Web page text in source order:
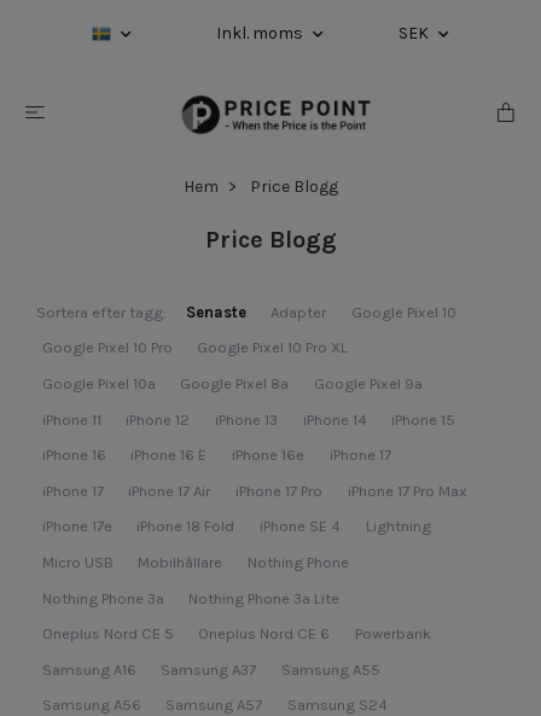
Inkl. moms SEK
Hem Price Blogg
Price Blogg
Sortera efter tagg: Senaste Adapter
Google Pixel 10
Google Pixel 10 Pro
Google Pixel 10 Pro XL
Google Pixel 10a
Google Pixel 8a
Google Pixel 9a
iPhone 11
iPhone 12 iPhone 13 iPhone 14
iPhone 15
iPhone 16
iPhone 16 E iPhone 16e
iPhone 17
iPhone 17
iPhone 17 Air iPhone 17 Pro
iPhone 17 Pro Max
iPhone 17e
iPhone 18 Fold iPhone SE 4
Lightning
Micro USB
Mobilhållare
Nothing Phone
Nothing Phone 3a
Nothing Phone 3a Lite
Oneplus Nord CE 5
Oneplus Nord CE 6
Powerbank
Samsung A16
Samsung A37
Samsung A55
Samsung A56
Samsung A57
Samsung S24